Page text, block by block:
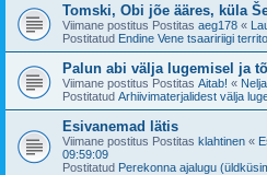
Tomski, Obi jõe ääres, küla
Viimane postitus Postitas aeg178 «
Postitatud Endine Vene tsaaririigi
Palun abi välja lugemisel ja
Viimane postitus Postitas Aitab! «
Postitatud Arhiivimaterjalidest välja
Esivanemad lätis
Viimane postitus Postitas klahtinen «
09:59:09
Postitatud Perekonna ajalugu